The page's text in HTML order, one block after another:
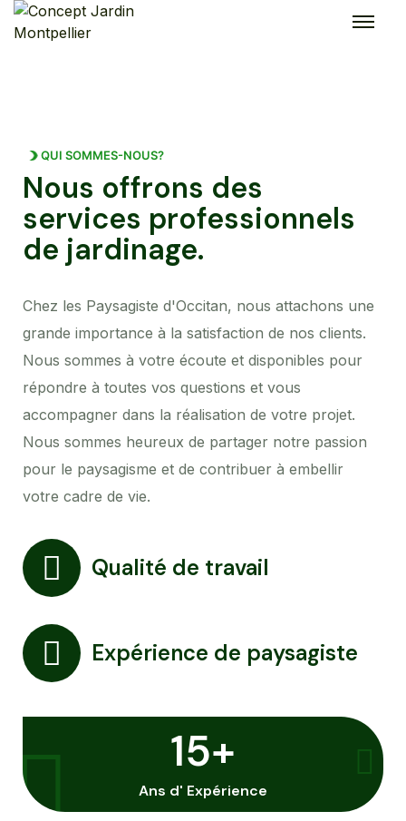
QUI SOMMES-NOUS?
Nous offrons des
services professionnels
de jardinage.
Chez les Paysagiste d'Occitan, nous attachons une
grande importance à la satisfaction de nos clients.
Nous sommes à votre écoute et disponibles pour
répondre à toutes vos questions et vous
accompagner dans la réalisation de votre projet.
Nous sommes heureux de partager notre passion
pour le paysagisme et de contribuer à embellir
votre cadre de vie.
Qualité de travail
Expérience de paysagiste
15+
Ans d' Expérience